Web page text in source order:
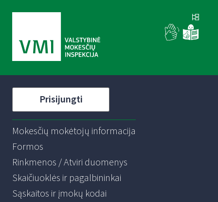
Prisijungti
Mokesčių mokėtojų informacija
Formos
Rinkmenos / Atviri duomenys
Skaičiuoklės ir pagalbininkai
Sąskaitos ir įmokų kodai